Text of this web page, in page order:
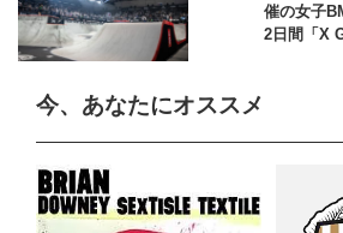
催の女子
2日間「X
今、あなたにオススメ